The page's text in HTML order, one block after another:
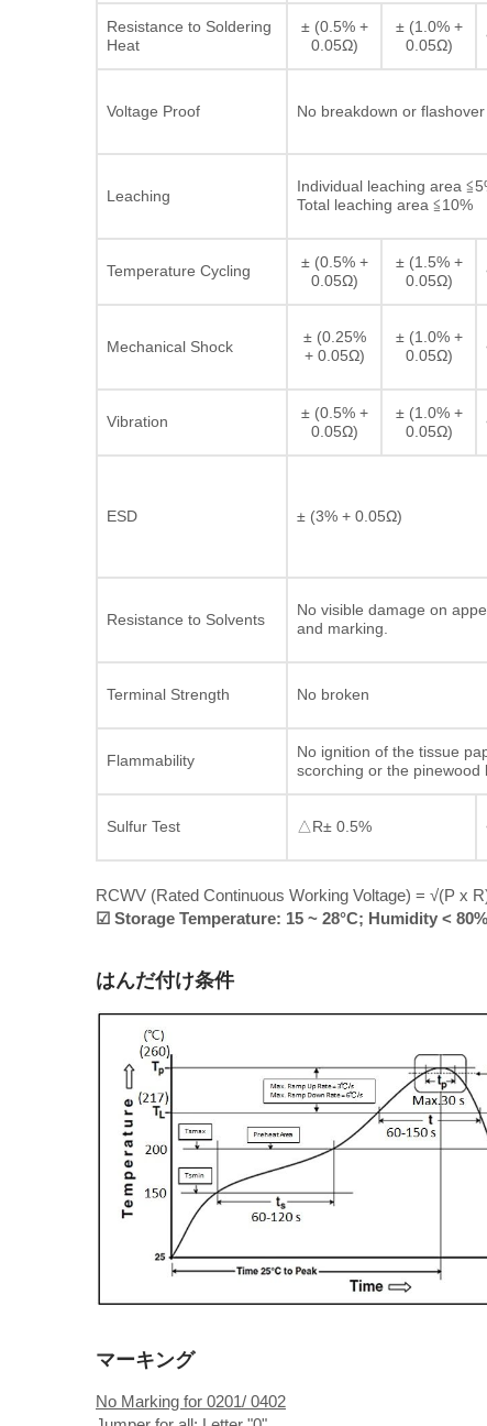
Resistance to Soldering
Heat
± (0.5% +
0.05Ω)
± (1.0% +
0.05Ω)
Voltage Proof No breakdown or flashover
Leaching
Individual leaching area
Total leaching area ≦10%
Temperature Cycling
± (0.5% +
0.05Ω)
± (1.5% +
0.05Ω)
Mechanical Shock
± (0.25%
+ 0.05Ω)
± (1.0% +
0.05Ω)
Vibration
± (0.5% +
0.05Ω)
± (1.0% +
0.05Ω)
ESD ± (3% + 0.05Ω)
Resistance to Solvents
No visible damage on
and marking.
Terminal Strength No broken
Flammability
No ignition of the tissue
scorching or the pinewood
Sulfur Test △R± 0.5%
RCWV (Rated Continuous Working Voltage) = √(P x
☑ Storage Temperature: 15 ~ 28°C; Humidity <
はんだ付け条件
マーキング
No Marking for 0201/ 0402